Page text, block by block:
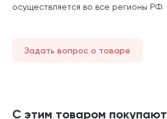
осуществляется во все регионы РФ.
Задать вопрос о товаре
С этим товаром покупают